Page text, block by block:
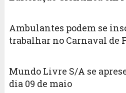
Ambulantes podem se
trabalhar no Carnaval de
Mundo Livre S/A se
dia 09 de maio